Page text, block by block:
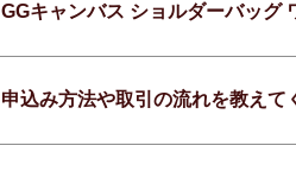
GGキャンバス ショルダーバッグ
申込み方法や取引の流れを教えて